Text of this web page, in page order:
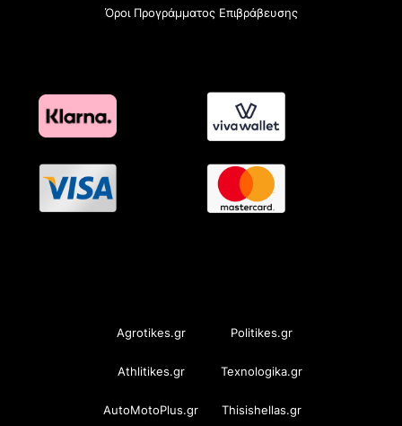
Όροι Προγράμματος Επιβράβευσης
Agrotikes.gr Politikes.gr
Athlitikes.gr Texnologika.gr
AutoMotoPlus.gr Thisishellas.gr